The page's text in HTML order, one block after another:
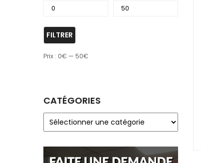
FILTRER
Prix : 0€ — 50€
CATÉGORIES